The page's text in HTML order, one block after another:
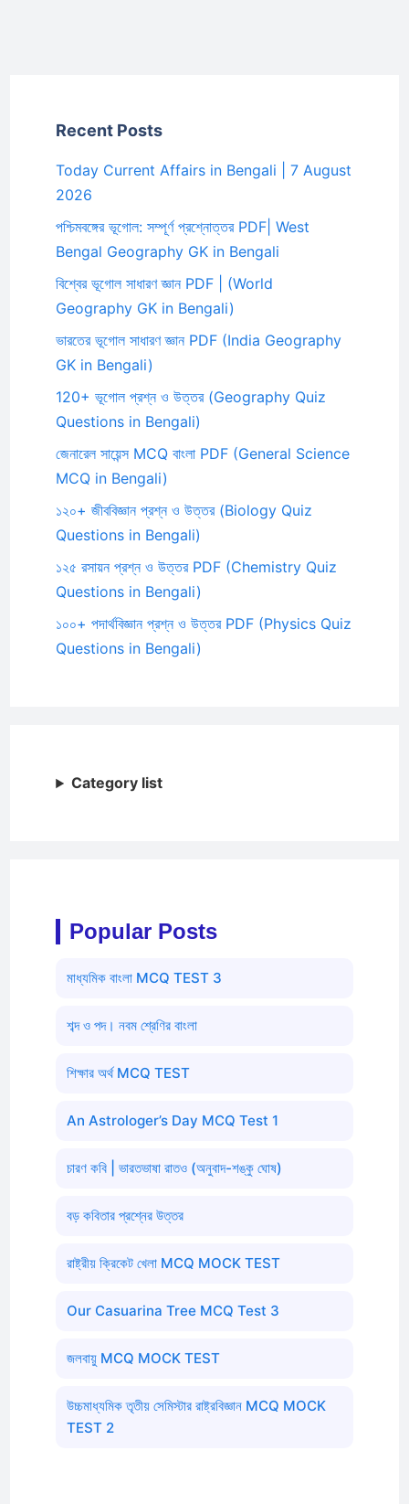
Recent Posts
Today Current Affairs in Bengali | 7 August
2026
পশ্চিমবঙ্গের ভূগোল: সম্পূর্ণ প্রশ্নোত্তর PDF| West
Bengal Geography GK in Bengali
বিশ্বের ভূগোল সাধারণ জ্ঞান PDF | (World
Geography GK in Bengali)
ভারতের ভূগোল সাধারণ জ্ঞান PDF (India Geography
GK in Bengali)
120+ ভূগোল প্রশ্ন ও উত্তর (Geography Quiz
Questions in Bengali)
জেনারেল সায়েন্স MCQ বাংলা PDF (General Science
MCQ in Bengali)
১২০+ জীববিজ্ঞান প্রশ্ন ও উত্তর (Biology Quiz
Questions in Bengali)
১২৫ রসায়ন প্রশ্ন ও উত্তর PDF (Chemistry Quiz
Questions in Bengali)
১০০+ পদার্থবিজ্ঞান প্রশ্ন ও উত্তর PDF (Physics Quiz
Questions in Bengali)
Category list
Popular Posts
মাধ্যমিক বাংলা MCQ TEST 3
শব্দ ও পদ। নবম শ্রেণির বাংলা
শিক্ষার অর্থ MCQ TEST
An Astrologer’s Day MCQ Test 1
চারণ কবি | ভারতভাষা রাতও (অনুবাদ-শঙ্কু ঘোষ)
বড় কবিতার প্রশ্নের উত্তর
রাষ্ট্রীয় ক্রিকেট খেলা MCQ MOCK TEST
Our Casuarina Tree MCQ Test 3
জলবায়ু MCQ MOCK TEST
উচ্চমাধ্যমিক তৃতীয় সেমিস্টার রাষ্ট্রবিজ্ঞান MCQ MOCK
TEST 2